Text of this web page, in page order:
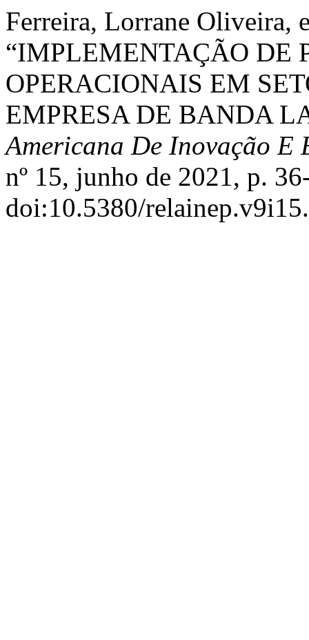
Ferreira, Lorrane
“IMPLEMENTAÇÃO DE
OPERACIONAIS EM
EMPRESA DE BANDA
Americana De Inovação E
nº 15, junho de 2021, p.
doi:10.5380/